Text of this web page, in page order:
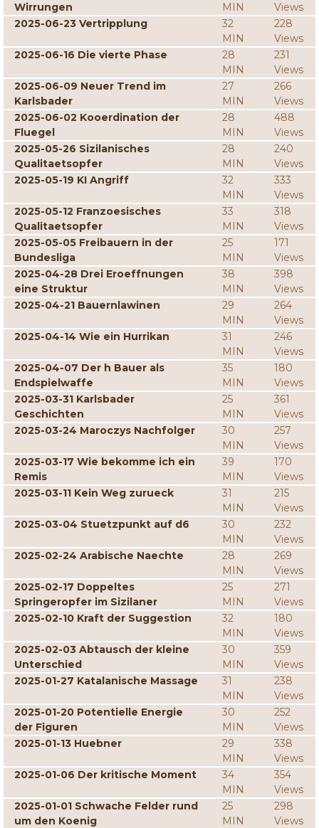
Wirrungen
MIN
Views
2025-06-23 Vertripplung
32
MIN
228
Views
2025-06-16 Die vierte Phase
28
MIN
231
Views
2025-06-09 Neuer Trend im
Karlsbader
27
MIN
266
Views
2025-06-02 Kooerdination der
Fluegel
28
MIN
488
Views
2025-05-26 Sizilanisches
Qualitaetsopfer
28
MIN
240
Views
2025-05-19 KI Angriff
32
MIN
333
Views
2025-05-12 Franzoesisches
Qualitaetsopfer
33
MIN
318
Views
2025-05-05 Freibauern in der
Bundesliga
25
MIN
171
Views
2025-04-28 Drei Eroeffnungen
eine Struktur
38
MIN
398
Views
2025-04-21 Bauernlawinen
29
MIN
264
Views
2025-04-14 Wie ein Hurrikan
31
MIN
246
Views
2025-04-07 Der h Bauer als
Endspielwaffe
35
MIN
180
Views
2025-03-31 Karlsbader
Geschichten
25
MIN
361
Views
2025-03-24 Maroczys Nachfolger
30
MIN
257
Views
2025-03-17 Wie bekomme ich ein
Remis
39
MIN
170
Views
2025-03-11 Kein Weg zurueck
31
MIN
215
Views
2025-03-04 Stuetzpunkt auf d6
30
MIN
232
Views
2025-02-24 Arabische Naechte
28
MIN
269
Views
2025-02-17 Doppeltes
Springeropfer im Sizilaner
25
MIN
271
Views
2025-02-10 Kraft der Suggestion
32
MIN
180
Views
2025-02-03 Abtausch der kleine
Unterschied
30
MIN
359
Views
2025-01-27 Katalanische Massage
31
MIN
238
Views
2025-01-20 Potentielle Energie
der Figuren
30
MIN
252
Views
2025-01-13 Huebner
29
MIN
338
Views
2025-01-06 Der kritische Moment
34
MIN
354
Views
2025-01-01 Schwache Felder rund
um den Koenig
25
MIN
298
Views